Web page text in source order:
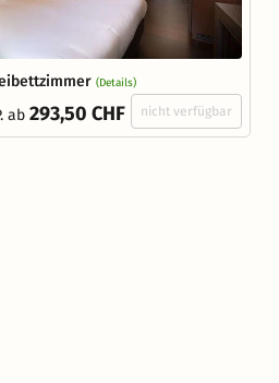
(Details)
ab 293,50 CHF nicht verfügbar